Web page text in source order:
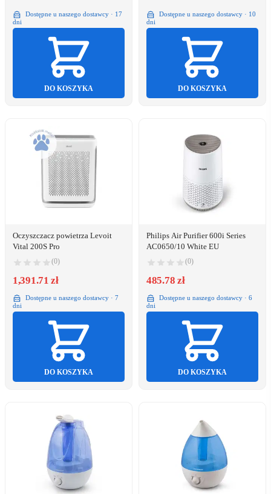
Dostępne u naszego dostawcy · 17
dni
DO KOSZYKA
Dostępne u naszego dostawcy · 10
dni
DO KOSZYKA
Oczyszczacz powietrza Levoit
Vital 200S Pro
(0)
1,391.71 zł
Dostępne u naszego dostawcy · 7
dni
DO KOSZYKA
Philips Air Purifier 600i Series
AC0650/10 White EU
(0)
485.78 zł
Dostępne u naszego dostawcy · 6
dni
DO KOSZYKA